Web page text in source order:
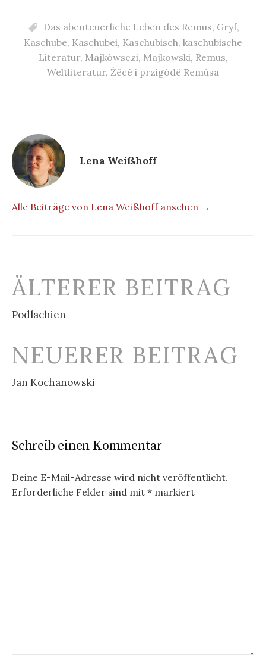
Das abenteuerliche Leben des Remus, Gryf,
Kaschube, Kaschubei, Kaschubisch, kaschubische
Literatur, Majkòwsczi, Majkowski, Remus,
Weltliteratur, Żëcé i przigòdë Remùsa
Lena Weißhoff
Alle Beiträge von Lena Weißhoff ansehen →
Beitrags-
ÄLTERER BEITRAG
Podlachien
NEUERER BEITRAG
Jan Kochanowski
Schreib einen Kommentar
Deine E-Mail-Adresse wird nicht veröffentlicht.
Erforderliche Felder sind mit * markiert